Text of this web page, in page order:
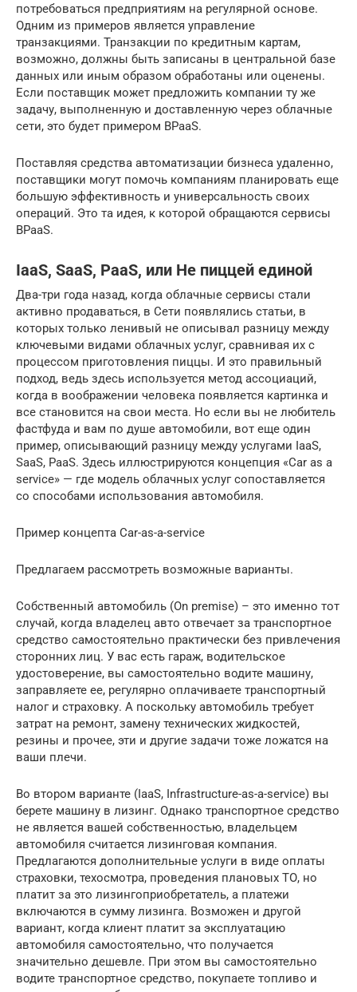
потребоваться предприятиям на регулярной основе.
Одним из примеров является управление
транзакциями. Транзакции по кредитным картам,
возможно, должны быть записаны в центральной базе
данных или иным образом обработаны или оценены.
Если поставщик может предложить компании ту же
задачу, выполненную и доставленную через облачные
сети, это будет примером BPaaS.
Поставляя средства автоматизации бизнеса удаленно,
поставщики могут помочь компаниям планировать еще
большую эффективность и универсальность своих
операций. Это та идея, к которой обращаются сервисы
BPaaS.
IaaS, SaaS, PaaS, или Не пиццей единой
Два-три года назад, когда облачные сервисы стали
активно продаваться, в Сети появлялись статьи, в
которых только ленивый не описывал разницу между
ключевыми видами облачных услуг, сравнивая их с
процессом приготовления пиццы. И это правильный
подход, ведь здесь используется метод ассоциаций,
когда в воображении человека появляется картинка и
все становится на свои места. Но если вы не любитель
фастфуда и вам по душе автомобили, вот еще один
пример, описывающий разницу между услугами IaaS,
SaaS, PaaS. Здесь иллюстрируются концепция «Car as a
service» — где модель облачных услуг сопоставляется
со способами использования автомобиля.
Пример концепта Car-as-a-service
Предлагаем рассмотреть возможные варианты.
Собственный автомобиль (On premise) – это именно тот
случай, когда владелец авто отвечает за транспортное
средство самостоятельно практически без привлечения
сторонних лиц. У вас есть гараж, водительское
удостоверение, вы самостоятельно водите машину,
заправляете ее, регулярно оплачиваете транспортный
налог и страховку. А поскольку автомобиль требует
затрат на ремонт, замену технических жидкостей,
резины и прочее, эти и другие задачи тоже ложатся на
ваши плечи.
Во втором варианте (IaaS, Infrastructure-as-a-service) вы
берете машину в лизинг. Однако транспортное средство
не является вашей собственностью, владельцем
автомобиля считается лизинговая компания.
Предлагаются дополнительные услуги в виде оплаты
страховки, техосмотра, проведения плановых ТО, но
платит за это лизингоприобретатель, а платежи
включаются в сумму лизинга. Возможен и другой
вариант, когда клиент платит за эксплуатацию
автомобиля самостоятельно, что получается
значительно дешевле. При этом вы самостоятельно
водите транспортное средство, покупаете топливо и